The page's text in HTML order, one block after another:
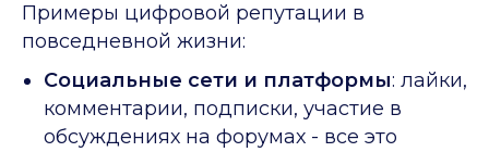
Примеры цифровой репутации в
повседневной жизни:
Социальные сети и платформы: лайки,
комментарии, подписки, участие в
обсуждениях на форумах - все это